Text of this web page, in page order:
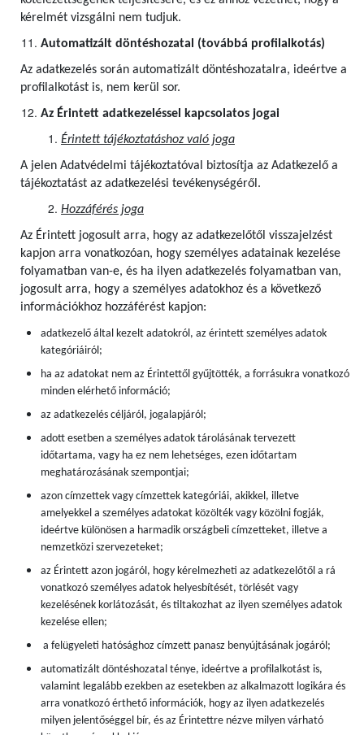
kérelmét vizsgálni nem tudjuk.
Automatizált döntéshozatal (továbbá profilalkotás)
Az adatkezelés során automatizált döntéshozatalra, ideértve a
profilalkotást is, nem kerül sor.
Az Érintett adatkezeléssel kapcsolatos jogai
Érintett tájékoztatáshoz való joga
A jelen Adatvédelmi tájékoztatóval biztosítja az Adatkezelő a
tájékoztatást az adatkezelési tevékenységéről.
Hozzáférés joga
Az Érintett jogosult arra, hogy az adatkezelőtől visszajelzést
kapjon arra vonatkozóan, hogy személyes adatainak kezelése
folyamatban van-e, és ha ilyen adatkezelés folyamatban van,
jogosult arra, hogy a személyes adatokhoz és a következő
információkhoz hozzáférést kapjon:
adatkezelő által kezelt adatokról, az érintett személyes adatok
kategóriáiról;
ha az adatokat nem az Érintettől gyűjtötték, a forrásukra vonatkozó
minden elérhető információ;
az adatkezelés céljáról, jogalapjáról;
adott esetben a személyes adatok tárolásának tervezett
időtartama, vagy ha ez nem lehetséges, ezen időtartam
meghatározásának szempontjai;
azon címzettek vagy címzettek kategóriái, akikkel, illetve
amelyekkel a személyes adatokat közölték vagy közölni fogják,
ideértve különösen a harmadik országbeli címzetteket, illetve a
nemzetközi szervezeteket;
az Érintett azon jogáról, hogy kérelmezheti az adatkezelőtől a rá
vonatkozó személyes adatok helyesbítését, törlését vagy
kezelésének korlátozását, és tiltakozhat az ilyen személyes adatok
kezelése ellen;
a felügyeleti hatósághoz címzett panasz benyújtásának jogáról;
automatizált döntéshozatal ténye, ideértve a profilalkotást is,
valamint legalább ezekben az esetekben az alkalmazott logikára és
arra vonatkozó érthető információk, hogy az ilyen adatkezelés
milyen jelentőséggel bír, és az Érintettre nézve milyen várható